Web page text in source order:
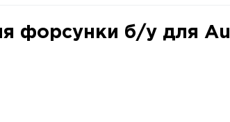
форсунки б/у для